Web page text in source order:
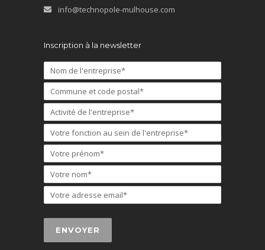
info@technopole-mulhouse.com
Inscription à la newsletter